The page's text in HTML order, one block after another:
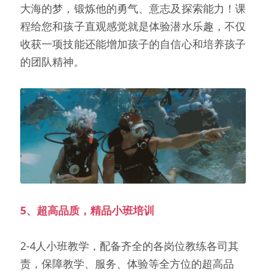
大海的梦，锻炼他的勇气、意志及探索能力！课
程给您和孩子直观感觉就是体验潜水乐趣，不仅
收获一项技能还能增加孩子的自信心和培养孩子
的团队精神。
5、超高品质，精品小班培训
2-4人小班教学，配备齐全的各岗位教练各司其
责，保障教学、服务、体验等全方位的超高品